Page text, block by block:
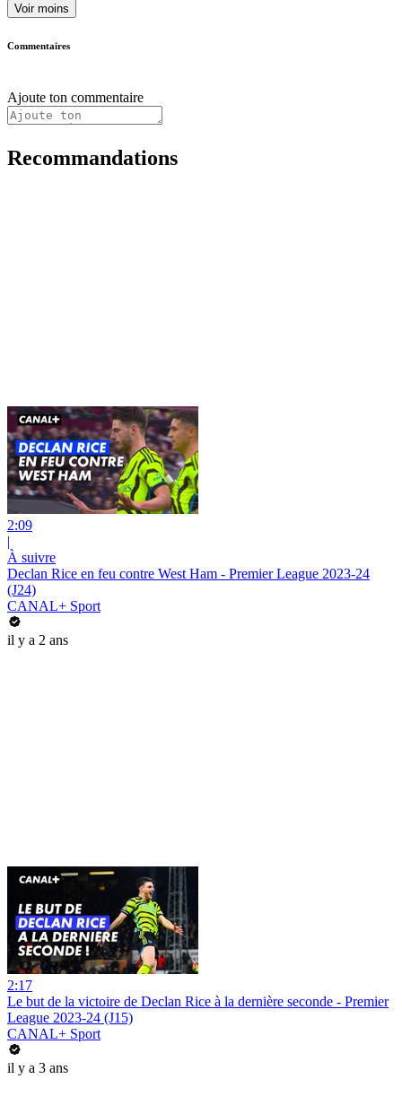
Voir moins
Commentaires
Ajoute ton commentaire
Recommandations
2:09
|
À suivre
Declan Rice en feu contre West Ham - Premier League 2023-24
(J24)
CANAL+ Sport
il y a 2 ans
2:17
Le but de la victoire de Declan Rice à la dernière seconde - Premier
League 2023-24 (J15)
CANAL+ Sport
il y a 3 ans